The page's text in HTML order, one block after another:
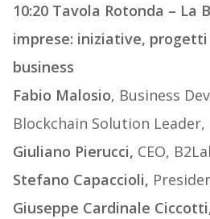
10:20 Tavola Rotonda – La
imprese: iniziative,
business
Fabio Malosio, Business
Blockchain Solution Leader,
Giuliano Pierucci, CEO,
Stefano Capaccioli,
Giuseppe Cardinale